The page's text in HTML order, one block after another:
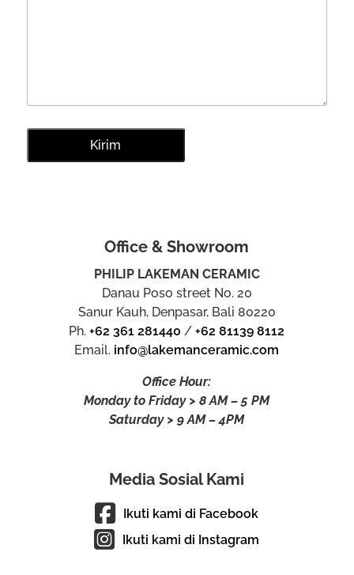
Office & Showroom
PHILIP LAKEMAN CERAMIC
Danau Poso street No. 20
Sanur Kauh, Denpasar, Bali 80220
Ph.+62 361 281440 /+62 81139 8112
Email. info@lakemanceramic.com
Office Hour:
Monday to Friday > 8 AM – 5 PM
Saturday > 9 AM – 4PM
Media Sosial Kami
Ikuti kami di Facebook
Ikuti kami di Instagram